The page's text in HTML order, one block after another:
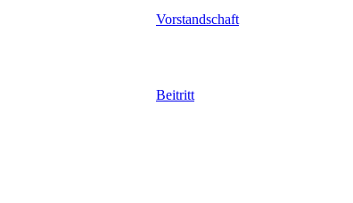
Vorstandschaft
Beitritt